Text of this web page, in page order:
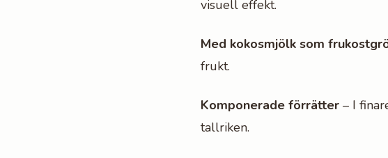
visuell effekt.
Med kokosmjölk som
frukt.
Komponerade förrätter – I
tallriken.